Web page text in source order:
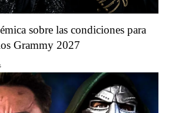
sobre las condiciones para
Grammy 2027